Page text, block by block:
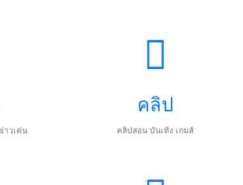
าวเด่น
คลิป
คลิปสอน บันเทิง เกมส์